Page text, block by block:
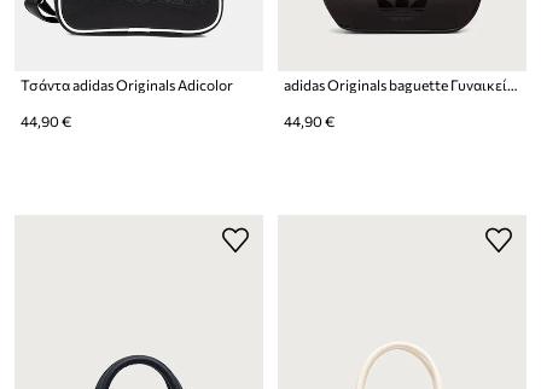
Τσάντα adidas Originals Adicolor
44,90 €
adidas Originals baguette Γυναικεία Adicolor
44,90 €